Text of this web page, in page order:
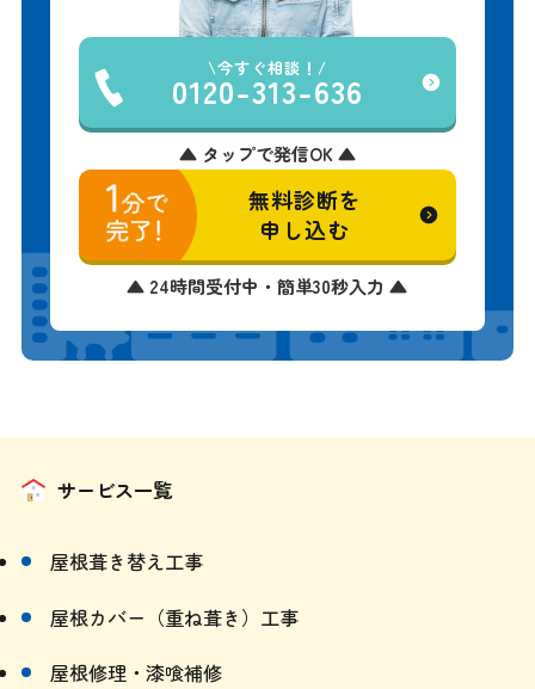
今すぐ相談！
0120-313-636
▲ タップで発信OK ▲
無料診断を
▲ 24時間受付中・簡単30秒入力 ▲
サービス一覧
屋根カバー（重ね葺き）工事
屋根修理・漆喰補修
雨漏りスピード補修